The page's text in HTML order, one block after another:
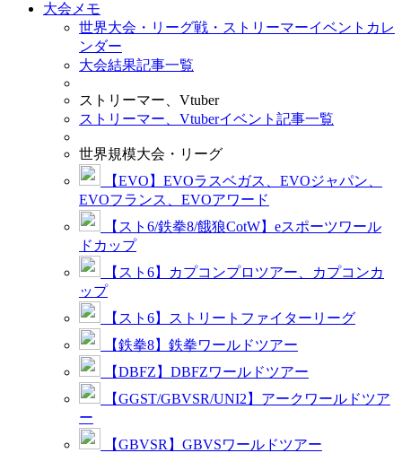
大会メモ
世界大会・リーグ戦・ストリーマーイベントカレ
ンダー
大会結果記事一覧
ストリーマー、Vtuber
ストリーマー、Vtuberイベント記事一覧
世界規模大会・リーグ
【EVO】EVOラスベガス、EVOジャパン、
EVOフランス、EVOアワード
【スト6/鉄拳8/餓狼CotW】eスポーツワール
ドカップ
【スト6】カプコンプロツアー、カプコンカ
ップ
【スト6】ストリートファイターリーグ
【鉄拳8】鉄拳ワールドツアー
【DBFZ】DBFZワールドツアー
【GGST/GBVSR/UNI2】アークワールドツア
ー
【GBVSR】GBVSワールドツアー